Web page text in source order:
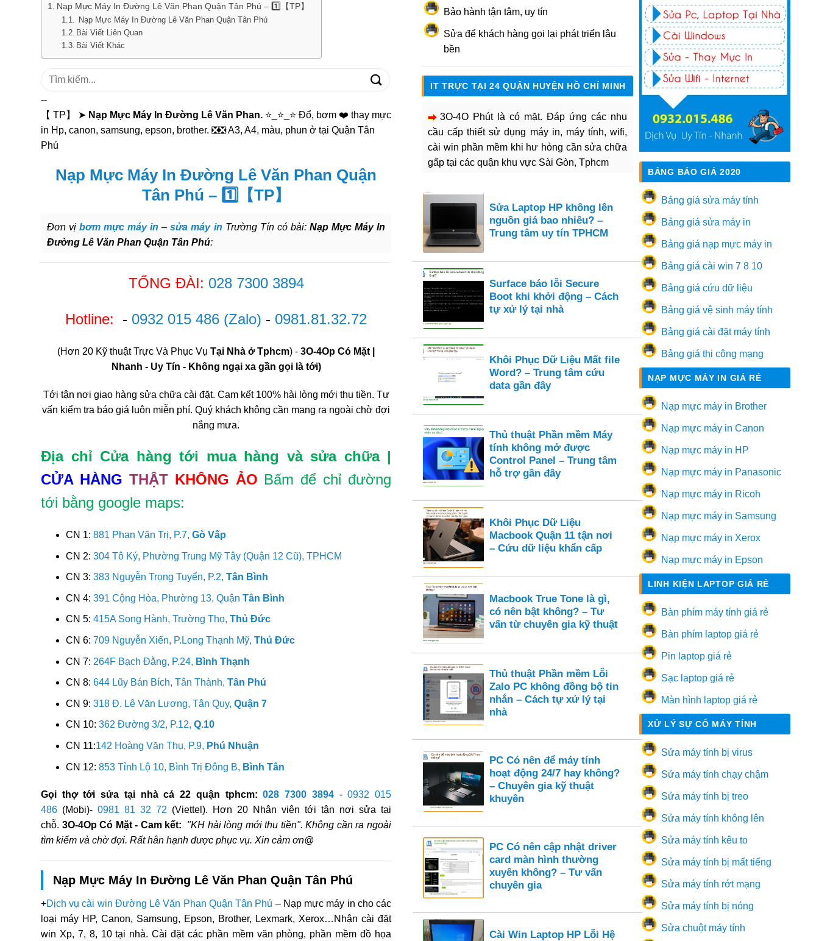
Nạp Mực Máy In Đường Lê Văn Phan Quận Tân Phú – 1️⃣【TP】
Nạp Mực Máy In Đường Lê Văn Phan Quận Tân Phú
Bài Viết Liên Quan
Bài Viết Khác
Tìm
--
【 TP】 ➤ Nạp Mực Máy In Đường Lê Văn Phan. ⭐_⭐_⭐ Đổ, bơm ❤️ thay mực
in Hp, canon, samsung, epson, brother. ❎❎ A3, A4, màu, phun ở tại Quận Tân
Phú
Nạp Mực Máy In Đường Lê Văn Phan Quận
Tân Phú – 1️⃣【TP】
Đơn vịbơm mực máy in –sửa máy in Trường Tín có bài: Nạp Mực Máy In
Đường Lê Văn Phan Quận Tân Phú:
TỔNG ĐÀI: 028 7300 3894
Hotline: - 0932 015 486 (Zalo) - 0981.81.32.72
(Hơn 20 Kỹ thuật Trực Và Phục Vụ Tại Nhà ở Tphcm) - 3O-4Op Có Mặt |
Nhanh - Uy Tín - Không ngại xa gần gọi là tới)
Tới tận nơi giao hàng sửa chữa cài đặt. Cam kết 100% hài lòng mới thu tiền. Tư
vấn kiểm tra báo giá luôn miễn phí. Quý khách không cần mang ra ngoài chờ đợi
nắng mưa.
Địa chỉ Cửa hàng tới mua hàng và sửa chữa |
CỬA HÀNG THẬTKHÔNG ẢO Bấm để chỉ đường
tới bằng google maps:
CN 1: 881 Phan Văn Trị, P.7, Gò Vấp
CN 2: 304 Tô Ký, Phường Trung Mỹ Tây (Quận 12 Cũ), TPHCM
CN 3: 383 Nguyễn Trọng Tuyển, P.2, Tân Bình
CN 4: 391 Cộng Hòa, Phường 13, Quận Tân Bình
CN 5: 415A Song Hành, Trường Thọ, Thủ Đức
CN 6: 709 Nguyễn Xiển, P.Long Thạnh Mỹ, Thủ Đức
CN 7: 264F Bạch Đằng, P.24, Bình Thạnh
CN 8: 644 Lũy Bán Bích, Tân Thành, Tân Phú
CN 9: 318 Đ. Lê Văn Lương, Tân Quy, Quận 7
CN 10: 362 Đường 3/2, P.12, Q.10
CN 11:142 Hoàng Văn Thụ, P.9, Phú Nhuận
CN 12: 853 Tỉnh Lộ 10, Bình Trị Đông B, Bình Tân
Gọi thợ tới sửa tại nhà cả 22 quận tphcm:028 7300 3894 -0932 015
486 (Mobi)- 0981 81 32 72 (Viettel). Hơn 20 Nhân viên tới tận nơi sửa tại
chỗ. 3O-4Op Có Mặt - Cam kết:
"KH hài lòng mới thu tiền". Không cần ra ngoài
tìm kiếm và chờ đợi. Rất hân hạnh được phục vụ. Xin cảm ơn@
Nạp Mực Máy In Đường Lê Văn Phan Quận Tân Phú
+Dịch vụ cài win Đường Lê Văn Phan Quận Tân Phú – Nạp mực máy in cho các
loại máy HP, Canon, Samsung, Epson, Brother, Lexmark, Xerox…Nhận cài đặt
win Xp, 7, 8, 10 tại nhà. Cài đặt các phần mềm văn phòng, phần mềm đồ họa
Bảo hành tận tâm, uy tín
Sửa để khách hàng gọi lại phát triển lâu
bền
IT TRỰC TẠI 24 QUẬN HUYỆN HỒ CHÍ MINH
3O-4O Phút là có mặt. Đáp ứng các nhu
cầu cấp thiết sử dụng máy in, máy tính, wifi,
cài win phần mềm khi hư hỏng cần sửa chữa
gấp tại các quận khu vực Sài Gòn, Tphcm
Sửa Laptop HP không lên
nguồn giá bao nhiêu? –
Trung tâm uy tín TPHCM
Surface báo lỗi Secure
Boot khi khởi động – Cách
tự xử lý tại nhà
Khôi Phục Dữ Liệu Mất file
Word? – Trung tâm cứu
data gần đây
Thủ thuật Phần mềm Máy
tính không mở được
Control Panel – Trung tâm
hỗ trợ gần đây
Khôi Phục Dữ Liệu
Macbook Quận 11 tận nơi
– Cứu dữ liệu khẩn cấp
Macbook True Tone là gì,
có nên bật không? – Tư
vấn từ chuyên gia kỹ thuật
Thủ thuật Phần mềm Lỗi
Zalo PC không đồng bộ tin
nhắn – Cách tự xử lý tại
nhà
PC Có nên để máy tính
hoạt động 24/7 hay không?
– Chuyên gia kỹ thuật
khuyên
PC Có nên cập nhật driver
card màn hình thường
xuyên không? – Tư vấn
chuyên gia
Cài Win Laptop HP Lỗi Hệ
BẢNG BÁO GIÁ 2020
Bảng giá sửa máy tính
Bảng giá sửa máy in
Bảng giá nạp mực máy in
Bảng giá cài win 7 8 10
Bảng giá cứu dữ liệu
Bảng giá vệ sinh máy tính
Bảng giá cài đặt máy tính
Bảng giá thi công mạng
NẠP MỰC MÁY IN GIÁ RẺ
Nạp mực máy in Brother
Nạp mực máy in Canon
Nạp mực máy in HP
Nạp mực máy in Panasonic
Nạp mực máy in Ricoh
Nạp mực máy in Samsung
Nạp mực máy in Xerox
Nạp mực máy in Epson
LINH KIỆN LAPTOP GIÁ RẺ
Bàn phím máy tính giá rẻ
Bàn phím laptop giá rẻ
Pin laptop giá rẻ
Sạc laptop giá rẻ
Màn hình laptop giá rẻ
XỬ LÝ SỰ CỐ MÁY TÍNH
Sửa máy tính bị virus
Sửa máy tính chạy chậm
Sửa máy tính bị treo
Sửa máy tính không lên
Sửa máy tính kêu to
Sửa máy tính bị mất tiếng
Sửa máy tính rớt mạng
Sửa máy tính bị nóng
Sửa chuột máy tính